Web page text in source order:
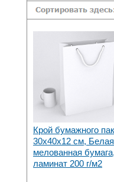
Крой бумажного
30х40x12 см, Белая
мелованная
ламинат 200 г/м2